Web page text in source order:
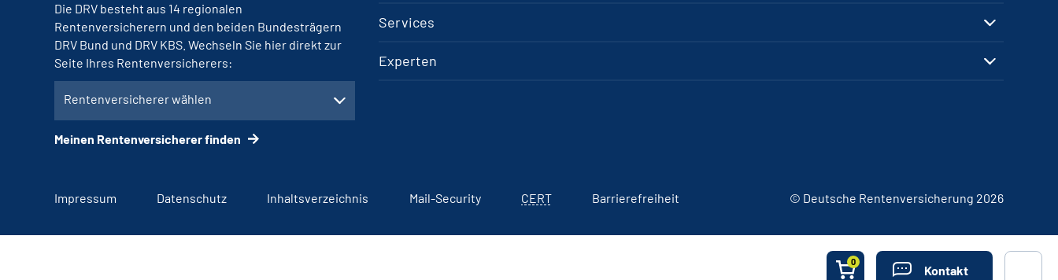
0
Kontakt
Services
Experten
Die DRV besteht aus 14 regionalen
Rentenversicherern und den beiden Bundesträgern
DRV Bund und DRV KBS. Wechseln Sie hier direkt zur
Seite Ihres Rentenversicherers:
Rentenversicherer wählen
Meinen Rentenversicherer finden
Impressum Datenschutz Inhaltsverzeichnis Mail-Security CERT Barrierefreiheit © Deutsche Rentenversicherung 2026